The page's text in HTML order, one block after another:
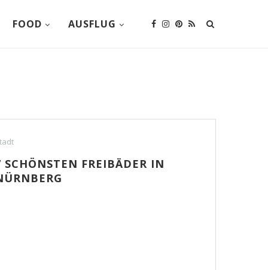
FOOD AUSFLUG
SCHÖNSTEN FREIBÄDER IN